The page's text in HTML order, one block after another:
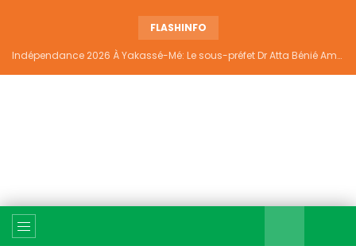
FLASHINFO
Indépendance 2026 À Yakassé-Mé: Le sous-préfet Dr Atta Bénié Amédé appelle à l’unité, à la sécurité et au développement